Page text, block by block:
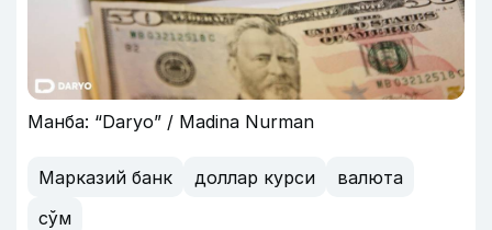
Манба: “Daryo” / Madina Nurman
Марказий банк доллар курси
валюта
сўм